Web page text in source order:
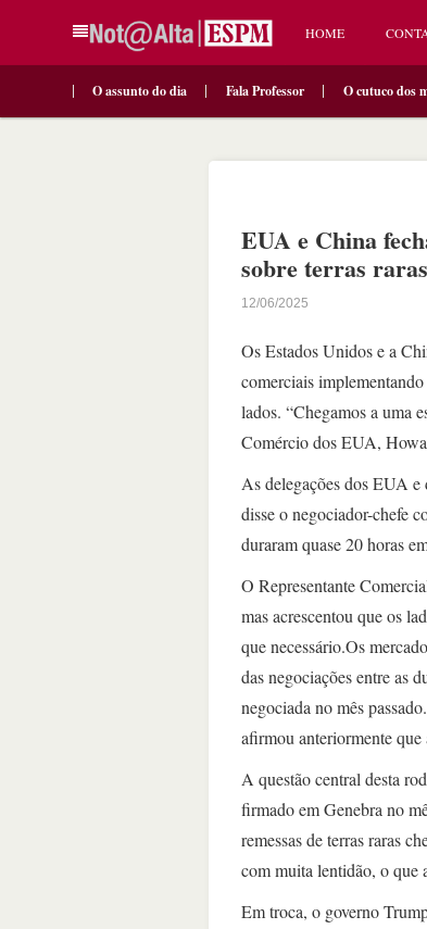
HOME
O assunto do dia Fala Professor O cutuco dos
EUA e China
sobre terras raras
12/06/2025
Os Estados Unidos e a
comerciais
lados. “Chegamos a uma
Comércio dos EUA,
As delegações dos EUA e
disse o negociador-chefe
duraram quase 20 horas
O Representante
mas acrescentou que os
que necessário.Os
das negociações entre as
negociada no mês
afirmou anteriormente
A questão central desta
firmado em Genebra no
remessas de terras raras
com muita lentidão, o que
Em troca, o governo